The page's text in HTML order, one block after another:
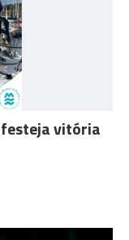
festeja vitória